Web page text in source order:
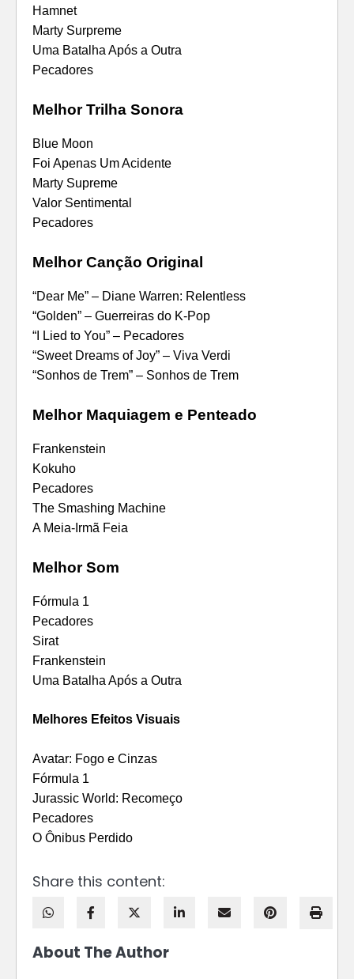
Hamnet
Marty Surpreme
Uma Batalha Após a Outra
Pecadores
Melhor Trilha Sonora
Blue Moon
Foi Apenas Um Acidente
Marty Supreme
Valor Sentimental
Pecadores
Melhor Canção Original
“Dear Me” – Diane Warren: Relentless
“Golden” – Guerreiras do K-Pop
“I Lied to You” – Pecadores
“Sweet Dreams of Joy” – Viva Verdi
“Sonhos de Trem” – Sonhos de Trem
Melhor Maquiagem e Penteado
Frankenstein
Kokuho
Pecadores
The Smashing Machine
A Meia-Irmã Feia
Melhor Som
Fórmula 1
Pecadores
Sirat
Frankenstein
Uma Batalha Após a Outra
Melhores Efeitos Visuais
Avatar: Fogo e Cinzas
Fórmula 1
Jurassic World: Recomeço
Pecadores
O Ônibus Perdido
Share this content:
About The Author